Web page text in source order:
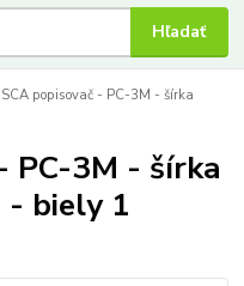
Hľadať
popisovač - PC-3M - šírka
PC-3M - šírka
- biely 1